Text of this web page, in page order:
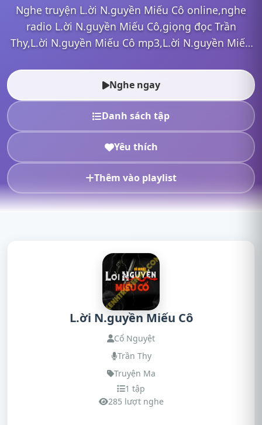
Nghe truyện L.ời N.guyền Miếu Cô online,nghe
radio L.ời N.guyền Miếu Cô,giọng đọc Trần
Thy,L.ời N.guyền Miếu Cô mp3,L.ời N.guyền Miếu
Nghe ngay
Danh sách tập
Yêu thích
Thêm vào playlist
L.ời N.guyền Miếu Cô
Cổ Nguyệt
Trần Thy
Truyện Ma
1 tập
285 lượt nghe